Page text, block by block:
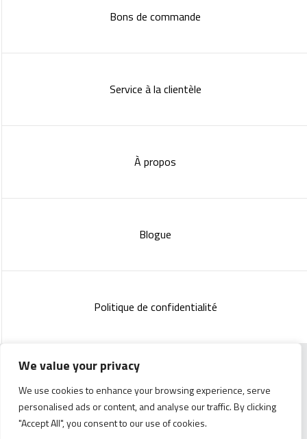
We value your privacy
We use cookies to enhance your browsing experience, serve
personalised ads or content, and analyse our traffic. By clicking
"Accept All", you consent to our use of cookies.
Bons de commande
Service à la clientèle
À propos
Blogue
Politique de confidentialité
Copyright 2023 :Standish Communications& Mélissa
Lachance